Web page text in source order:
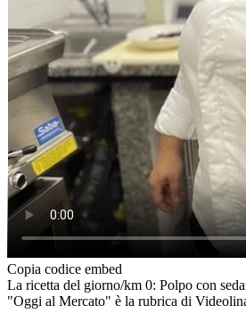
Copia codice embed
La ricetta del giorno/km 0: Polpo con
"Oggi al Mercato" è la rubrica di